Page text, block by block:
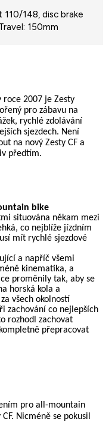
110/148, disc brake
150mm
roce 2007 je Zesty
pro zábavu na
rychlé zdolávání
sjezdech. Není
na nový Zesty CF a
předtím.
bike
situována někam mezi
co nejblíže jízdním
mít rychlé sjezdové
a napříč všemi
kinematika, a
proměnily tak, aby se
horská kola a
všech okolností
zachování co nejlepších
rozhodl zachovat
přepracovat
pro all-mountain
Nicméně se pokusil